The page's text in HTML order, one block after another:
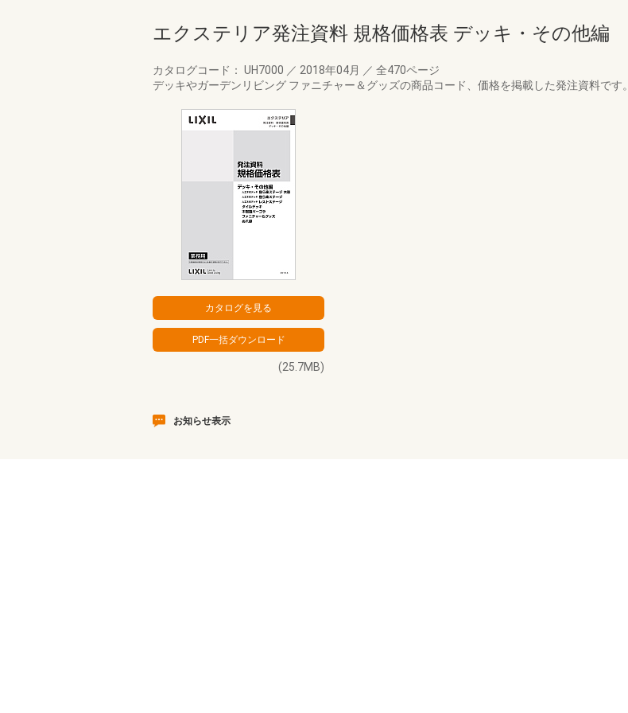
エクステリア発注資料 規格価格表 デッキ・その他編
カタログコード： UH7000 ／ 2018年04月 ／ 全470ページ
デッキやガーデンリビング ファニチャー＆グッズの商品コード、価格を掲載した発注資料です。
(25.7MB)
お知らせ表示